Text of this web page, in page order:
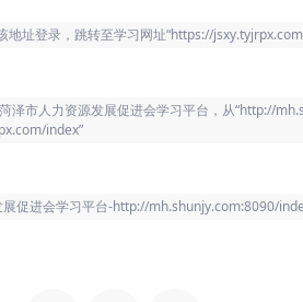
址登录，跳转至学习网址“https://
泽市人力资源发展促进会学习平台，从“http://
index”
促进会学习平台-http://mh.shunjy.com:8090/